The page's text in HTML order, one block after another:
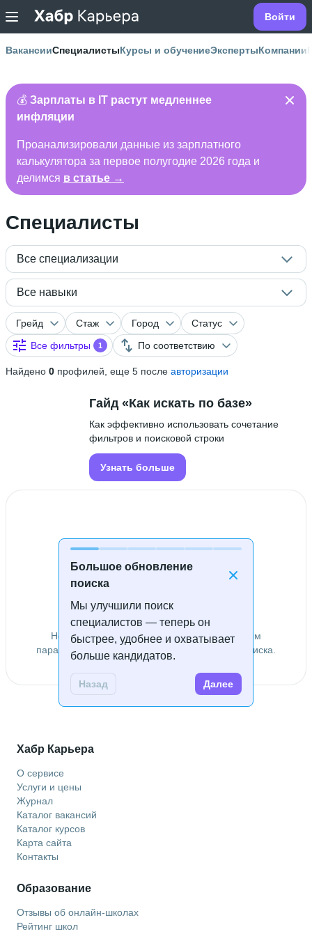
Войти
ВакансииСпециалистыКурсы и обучениеЭкспертыКомпании
💰 Зарплаты в IT растут медленнее
инфляции
Проанализировали данные из зарплатного
калькулятора за первое полугодие 2026 года и
делимся в статье →
Специалисты
Все специализации
Все навыки
Грейд Стаж Город
Статус
Все фильтры
1 По соответствию
Найдено 0 профилей, еще 5 после авторизации
Большое обновление
поиска
Мы улучшили поиск
специалистов — теперь он
быстрее, удобнее и охватывает
больше кандидатов.
Назад Далее
Гайд «Как искать по базе»
Как эффективно использовать сочетание
фильтров и поисковой строки
Узнать больше
Специалисты не найдены
Не удалось найти специалистов по заданным
параметрам. Попробуйте изменить условия поиска.
Хабр Карьера
О сервисе
Услуги и цены
Журнал
Каталог вакансий
Каталог курсов
Карта сайта
Контакты
Образование
Отзывы об онлайн-школах
Рейтинг школ